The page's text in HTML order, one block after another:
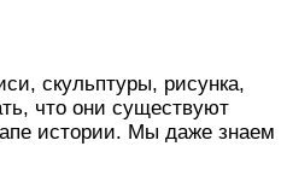
скульптуры, рисунка,
что они существуют
истории. Мы даже знаем